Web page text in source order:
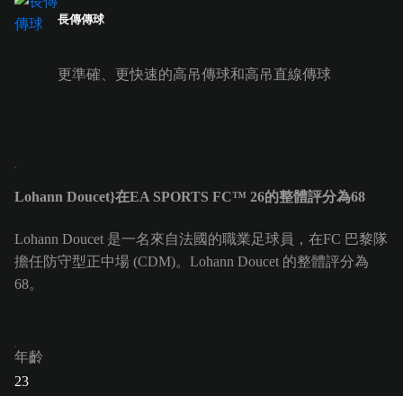
長傳傳球
更準確、更快速的高吊傳球和高吊直線傳球
Lohann Doucet}在EA SPORTS FC™ 26的整體評分為68
Lohann Doucet 是一名來自法國的職業足球員，在FC 巴黎隊
擔任防守型正中場 (CDM)。Lohann Doucet 的整體評分為
68。
年齡
23